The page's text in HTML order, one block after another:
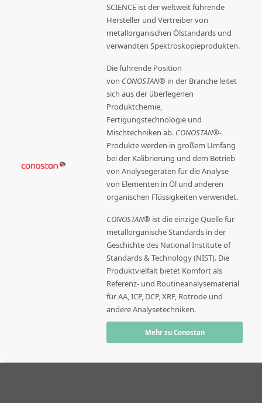
SCIENCE ist der weltweit führende
Hersteller und Vertreiber von
metallorganischen Ölstandards und
verwandten Spektroskopieprodukten.
Die führende Position
von CONOSTAN® in der Branche leitet
sich aus der überlegenen
Produktchemie,
Fertigungstechnologie und
Mischtechniken ab. CONOSTAN®-
Produkte werden in großem Umfang
bei der Kalibrierung und dem Betrieb
von Analysegeräten für die Analyse
von Elementen in Öl und anderen
organischen Flüssigkeiten verwendet.
CONOSTAN® ist die einzige Quelle für
metallorganische Standards in der
Geschichte des National Institute of
Standards & Technology (NIST). Die
Produktvielfalt bietet Komfort als
Referenz- und Routineanalysematerial
für AA, ICP, DCP, XRF, Rotrode und
andere Analysetechniken.
Mehr zu Conostan